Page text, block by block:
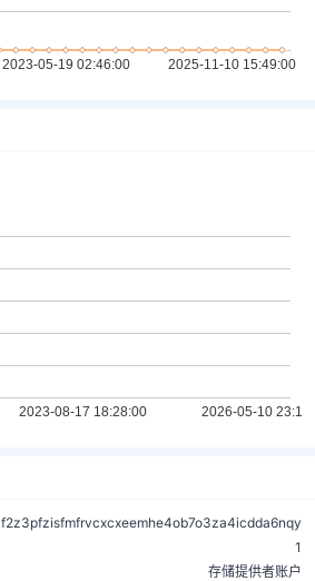
f2z3pfzisfmfrvcxcxeemhe4ob7o3za4icdda6nqy
1
存储提供者账户